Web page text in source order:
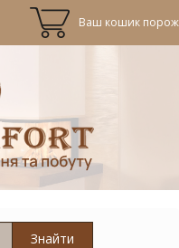
Ваш кошик
Знайти